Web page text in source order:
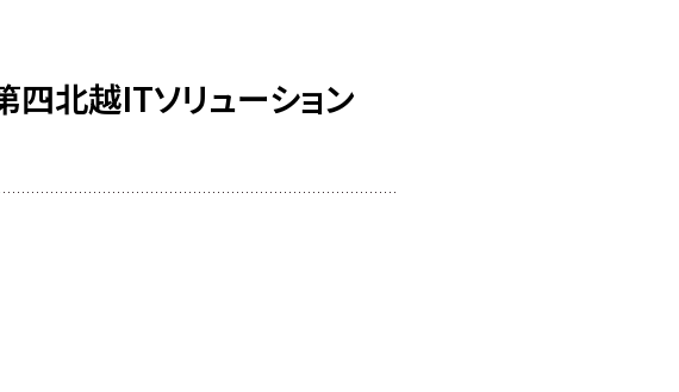
四北越ITソリューション